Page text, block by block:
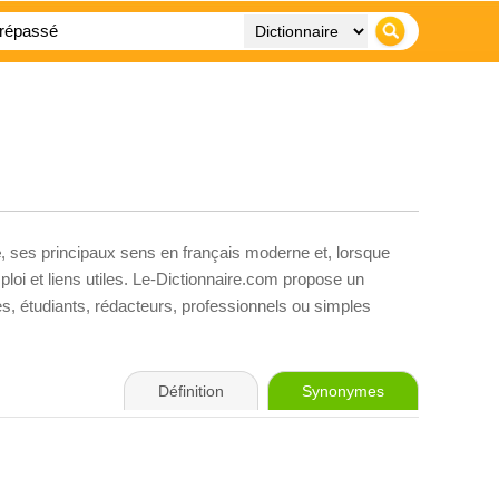
, ses principaux sens en français moderne et, lorsque
et liens utiles. Le-Dictionnaire.com propose un
étudiants, rédacteurs, professionnels ou simples
Définition Synonymes